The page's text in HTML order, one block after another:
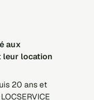
leur location
20 ans et